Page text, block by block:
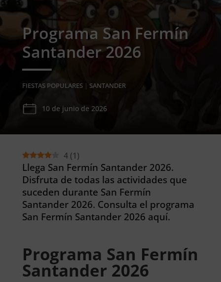
Programa San Fermín
Santander 2026
FIESTAS POPULARES| SANTANDER
10 de junio de 2026
4 (1)
Llega San Fermín Santander 2026.
Disfruta de todas las actividades que
suceden durante San Fermín
Santander 2026. Consulta el programa
San Fermín Santander 2026 aquí.
Programa San Fermín
Santander 2026